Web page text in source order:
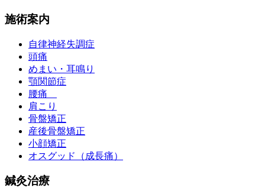
施術案内
自律神経失調症
頭痛
めまい・耳鳴り
顎関節症
腰痛
肩こり
骨盤矯正
産後骨盤矯正
小顔矯正
オスグッド（成長痛）
鍼灸治療